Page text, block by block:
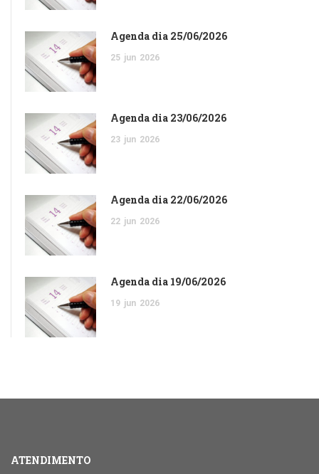
Agenda dia 25/06/2026
25 jun 2026
Agenda dia 23/06/2026
23 jun 2026
Agenda dia 22/06/2026
22 jun 2026
Agenda dia 19/06/2026
19 jun 2026
ATENDIMENTO